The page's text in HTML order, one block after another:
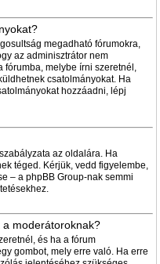
megadható fórumokra,
az adminisztrátor nem
fórumba, melybe írni szeretnél,
csatolmányokat. Ha
hozzáadni, lépj
az oldalára. Ha
téged. Kérjük, vedd figyelembe,
– a phpBB Group-nak semmi
moderátoroknak?
és ha a fórum
gombot, mely erre való. Ha erre